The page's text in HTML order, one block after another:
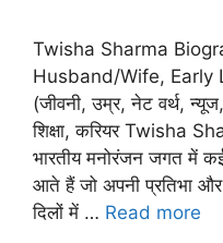
Twisha Sharma
Husband/Wife, Early
(जीवनी, उम्र, नेट वर्थ,
शिक्षा, करियर Twisha
भारतीय मनोरंजन जगत में
आते हैं जो अपनी प्रतिभा
दिलों में … Read more